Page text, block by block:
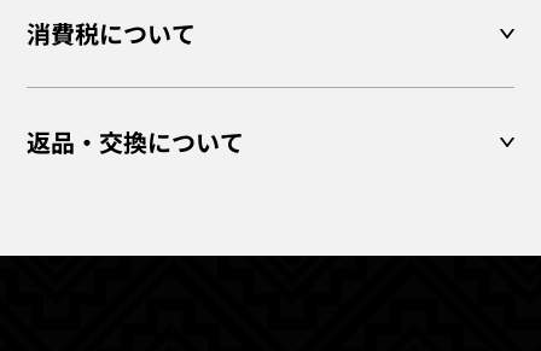
消費税について
返品・交換について